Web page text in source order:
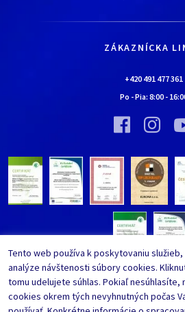
Kontaktné údaje
Bolo nebolo…
Vínna pivnica EURONA
Bolo nebolo…
Všetko o nákupe
Najčastejšie kladené
Upraviť nastavenia
ZÁKAZNÍCKA
+420 491 477 361
Po - Pia: 8:00-
Tento web používa k poskytovaniu
analýze návštenosti súbory cookies.
tomu udelujete súhlas. Pokiaľ nesúhlasíte,
cookies okrem tých nevyhnutných počas